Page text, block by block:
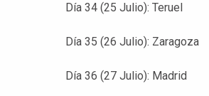
Día 34 (25 Julio): Teruel
Día 35 (26 Julio): Zaragoza
Día 36 (27 Julio): Madrid